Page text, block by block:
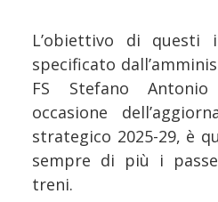
L’obiettivo di questi
specificato
FS Stefano
occasione
strategico 2025-29, è
sempre di più i
treni.